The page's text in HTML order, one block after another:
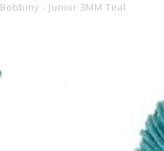
Bobbiny - Junior 3MM Teal